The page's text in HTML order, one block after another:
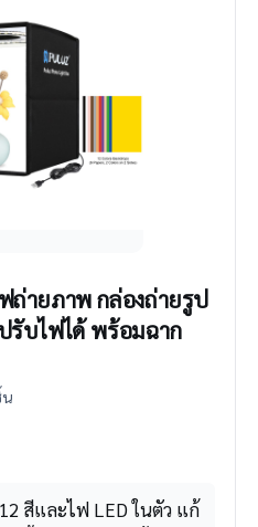
ฟถ่ายภาพ กล่องถ่ายรูป
รับไฟได้ พร้อมฉาก
น
สีและไฟ LED ในตัว แก้